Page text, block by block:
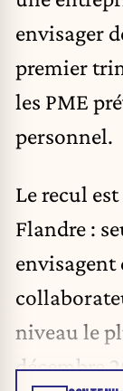
envisager
premier
les PME
personnel.
Le recul
Flandre :
envisagent
niveau le
décembre